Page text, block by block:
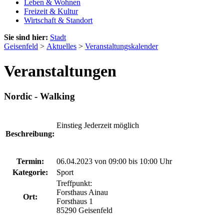
Leben & Wohnen
Freizeit & Kultur
Wirtschaft & Standort
Sie sind hier: Stadt
Geisenfeld > Aktuelles > Veranstaltungskalender
Veranstaltungen
Nordic - Walking
Beschreibung:
Einstieg Jederzeit möglich
Termin: 06.04.2023 von 09:00 bis 10:00 Uhr
Kategorie:
Sport
Ort:
Treffpunkt:
Forsthaus Ainau
Forsthaus 1
85290 Geisenfeld